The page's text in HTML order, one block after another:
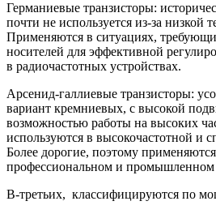
Германиевые транзисторы:
почти не используется из-за низкой
Применяются в ситуациях,
носителей для эффективной
в радиочастотных устройствах.
Арсенид-галлиевые транзисторы:
вариант кремниевых, с высокой
возможностью работы на высоких
используются в высокочастотной и
Более дорогие, поэтому
профессиональном и промышленном
В-третьих, классифицируются по